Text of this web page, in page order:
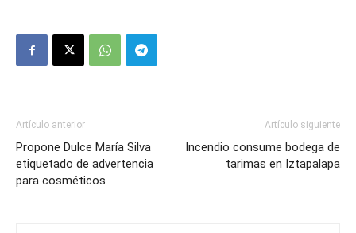
Artículo anterior
Propone Dulce María Silva
etiquetado de advertencia
para cosméticos
Artículo siguiente
Incendio consume bodega de
tarimas en Iztapalapa